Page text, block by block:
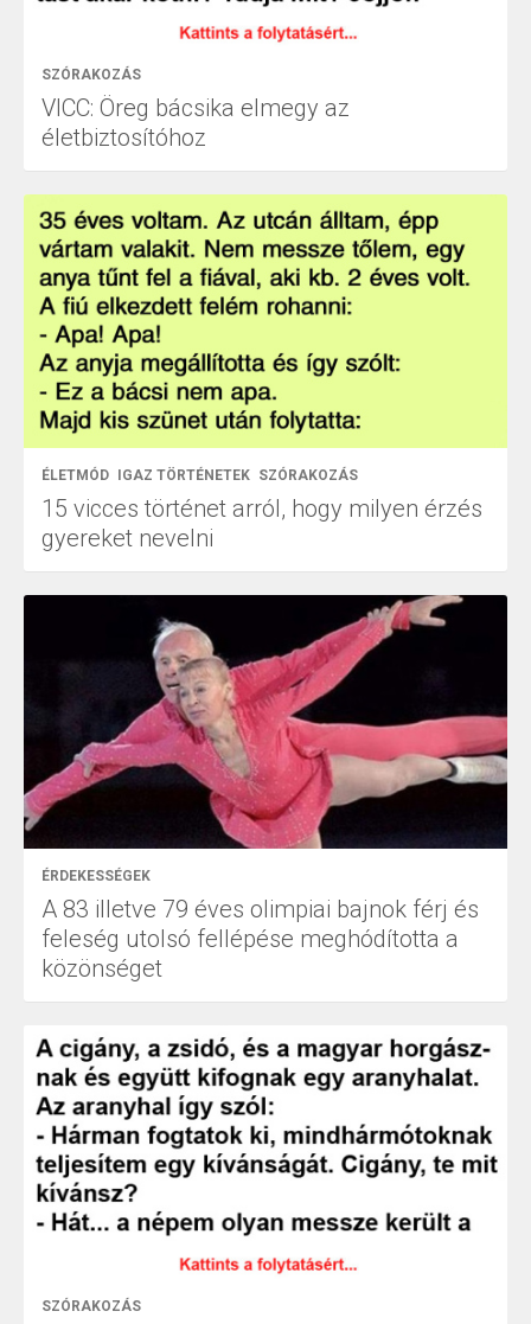
SZÓRAKOZÁS
VICC: Öreg bácsika elmegy az
életbiztosítóhoz
ÉLETMÓD IGAZ TÖRTÉNETEK SZÓRAKOZÁS
15 vicces történet arról, hogy milyen érzés
gyereket nevelni
ÉRDEKESSÉGEK
A 83 illetve 79 éves olimpiai bajnok férj és
feleség utolsó fellépése meghódította a
közönséget
SZÓRAKOZÁS